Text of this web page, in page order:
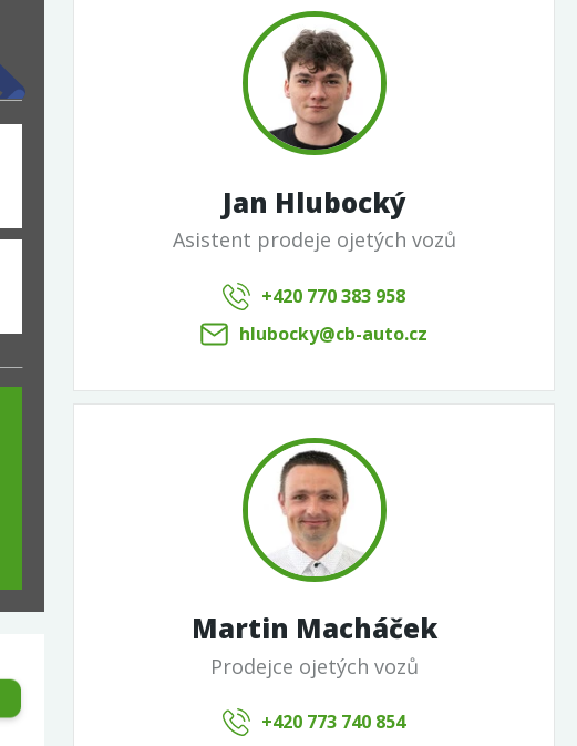
Jan Hlubocký
Asistent prodeje ojetých vozů
+420 770 383 958
hlubocky@cb-auto.cz
Martin Macháček
Prodejce ojetých vozů
+420 773 740 854